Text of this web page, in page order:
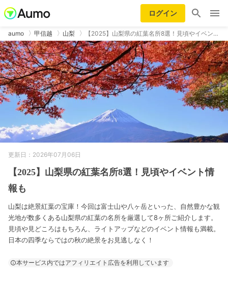
ログイン
aumo 甲信越 山梨 【2025】山梨県の紅葉名所8選！見頃やイベン…
更新日：2026年07月06日
【2025】山梨県の紅葉名所8選！見頃やイベント情
報も
山梨は絶景紅葉の宝庫！今回は富士山や八ヶ岳といった、自然豊かな観
光地が数多くある山梨県の紅葉の名所を厳選して8ヶ所ご紹介します。
見頃や見どころはもちろん、ライトアップなどのイベント情報も満載。
日本の四季ならではの秋の絶景をお見逃しなく！
本サービス内ではアフィリエイト広告を利用しています